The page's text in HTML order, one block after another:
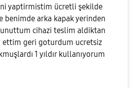
yaptirmistim ücretli şekilde
benimde arka kapak yerinden
cihazi teslim aldiktan
geri goturdum ucretsiz
1 yıldır kullanıyorum